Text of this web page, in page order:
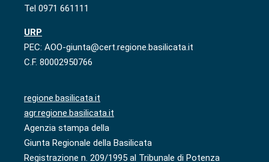
Tel 0971 661111
URP
PEC: AOO-giunta@cert.regione.basilicata.it
C.F. 80002950766
regione.basilicata.it
agr.regione.basilicata.it
Agenzia stampa della
Giunta Regionale della Basilicata
Registrazione n. 209/1995 al Tribunale di Potenza